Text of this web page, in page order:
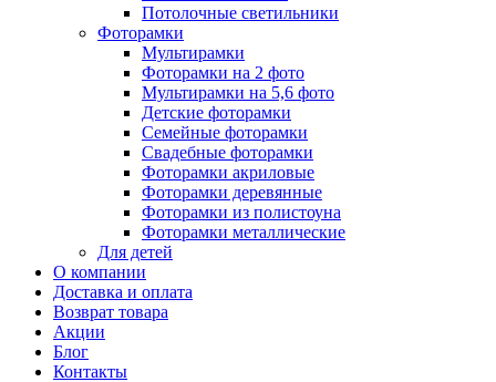
Потолочные светильники
Фоторамки
Мультирамки
Фоторамки на 2 фото
Мультирамки на 5,6 фото
Детские фоторамки
Семейные фоторамки
Свадебные фоторамки
Фоторамки акриловые
Фоторамки деревянные
Фоторамки из полистоуна
Фоторамки металлические
Для детей
О компании
Доставка и оплата
Возврат товара
Акции
Блог
Контакты